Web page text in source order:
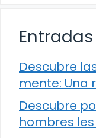
Descubre
mente: Una
Descubre
hombres